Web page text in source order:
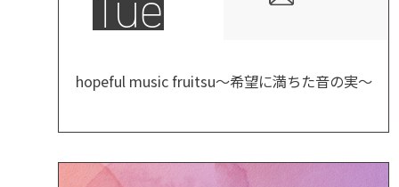
hopeful music fruitsu〜希望に満ちた音の実〜